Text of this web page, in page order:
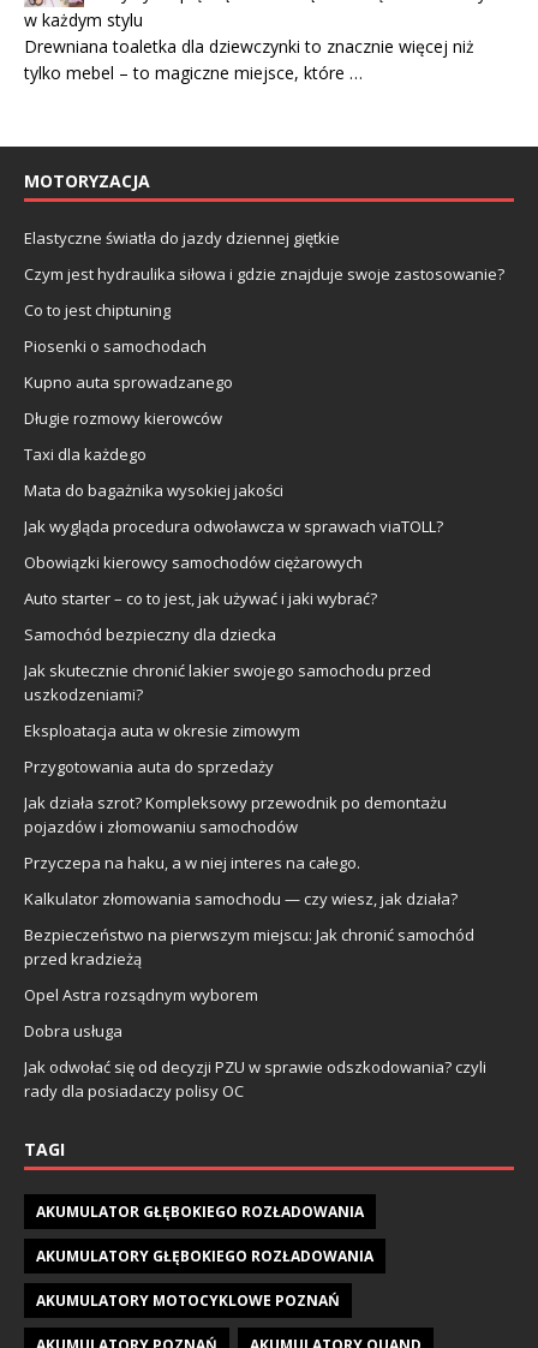
w każdym stylu
Drewniana toaletka dla dziewczynki to znacznie więcej niż
tylko mebel – to magiczne miejsce, które …
MOTORYZACJA
Elastyczne światła do jazdy dziennej giętkie
Czym jest hydraulika siłowa i gdzie znajduje swoje zastosowanie?
Co to jest chiptuning
Piosenki o samochodach
Kupno auta sprowadzanego
Długie rozmowy kierowców
Taxi dla każdego
Mata do bagażnika wysokiej jakości
Jak wygląda procedura odwoławcza w sprawach viaTOLL?
Obowiązki kierowcy samochodów ciężarowych
Auto starter – co to jest, jak używać i jaki wybrać?
Samochód bezpieczny dla dziecka
Jak skutecznie chronić lakier swojego samochodu przed
uszkodzeniami?
Eksploatacja auta w okresie zimowym
Przygotowania auta do sprzedaży
Jak działa szrot? Kompleksowy przewodnik po demontażu
pojazdów i złomowaniu samochodów
Przyczepa na haku, a w niej interes na całego.
Kalkulator złomowania samochodu — czy wiesz, jak działa?
Bezpieczeństwo na pierwszym miejscu: Jak chronić samochód
przed kradzieżą
Opel Astra rozsądnym wyborem
Dobra usługa
Jak odwołać się od decyzji PZU w sprawie odszkodowania? czyli
rady dla posiadaczy polisy OC
TAGI
AKUMULATOR GŁĘBOKIEGO ROZŁADOWANIA
AKUMULATORY GŁĘBOKIEGO ROZŁADOWANIA
AKUMULATORY MOTOCYKLOWE POZNAŃ